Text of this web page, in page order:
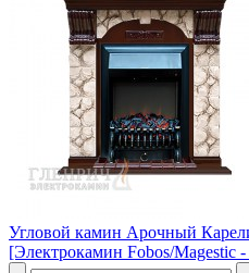
Угловой камин Арочный
[Электрокамин Fobos/Magestic